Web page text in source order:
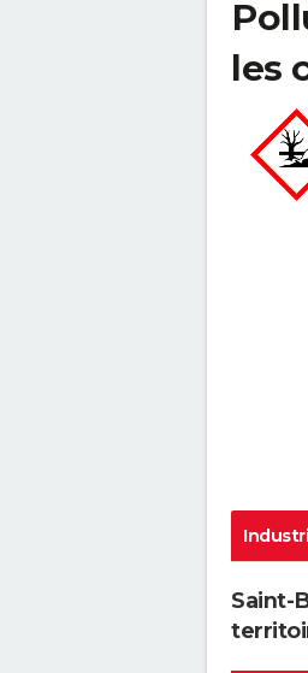
les
Saint-